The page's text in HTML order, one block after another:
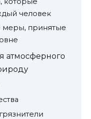
человек
меры, принятые
атмосферного